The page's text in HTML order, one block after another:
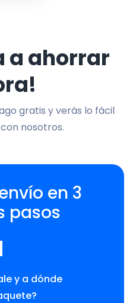
a ahorrar
gratis y verás lo fácil
nosotros.
en 3
pasos
y a dónde